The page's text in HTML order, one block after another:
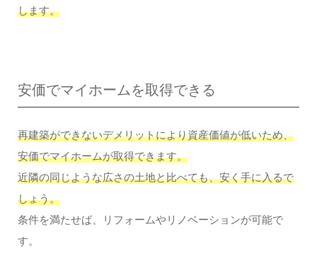
します。
安価でマイホームを取得できる
再建築ができないデメリットにより資産価値が低いため、
安価でマイホームが取得できます。
近隣の同じような広さの土地と比べても、安く手に入るで
しょう。
条件を満たせば、リフォームやリノベーションが可能で
す。